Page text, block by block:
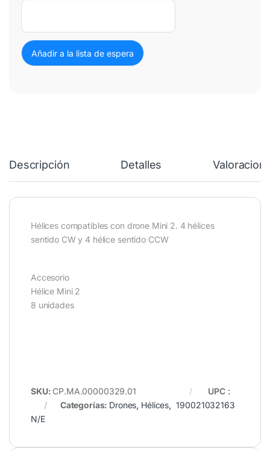
Descripción Detalles
Hélices compatibles con drone Mini 2. 4 hélices
sentido CW y 4 hélice sentido CCW
Accesorio
Hélice Mini 2
8 unidades
SKU: CP.MA.00000329.01
Categorías: Drones, Hélices,
N/E
UPC :
190021032163